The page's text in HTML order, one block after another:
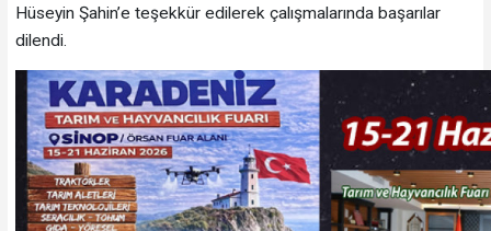
Hüseyin Şahin’e teşekkür edilerek çalışmalarında başarılar
dilendi.